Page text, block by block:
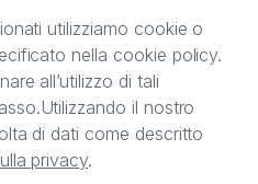
di StreetLib S.r.l.
StreetLib S.r.l. è
proprietà intellettuale
e segni distintivi presenti
a prendere visione
utilizziamo cookie o
nella cookie policy.
all’utilizzo di tali
Utilizzando il nostro
di dati come descritto
privacy.